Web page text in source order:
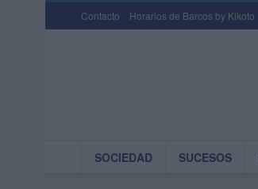
Contacto Horarios de Barcos by Kikoto
SOCIEDAD SUCESOS